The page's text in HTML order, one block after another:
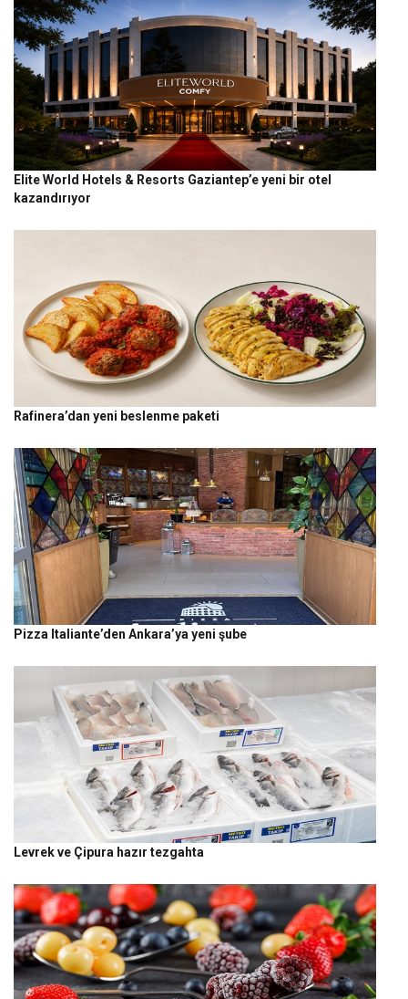
Elite World Hotels & Resorts Gaziantep’e yeni bir otel
kazandırıyor
Rafinera’dan yeni beslenme paketi
Pizza Italiante’den Ankara’ya yeni şube
Levrek ve Çipura hazır tezgahta